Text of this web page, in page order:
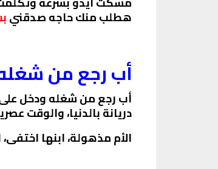
هطلب منك حاجه صدقني
أب رجع من
أب رجع من شغله ودخل
دريانة بالدنيا، والوقت
الأم مذهولة، ابنها اختفى،